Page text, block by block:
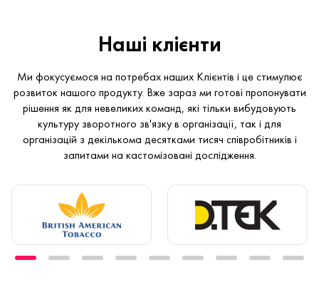
Наші клієнти
Ми фокусуємося на потребах наших Клієнтів і це стимулює
розвиток нашого продукту. Вже зараз ми готові пропонувати
рішення як для невеликих команд, які тільки вибудовують
культуру зворотного зв'язку в організації, так і для
організацій з декількома десятками тисяч співробітників і
запитами на кастомізовані дослідження.